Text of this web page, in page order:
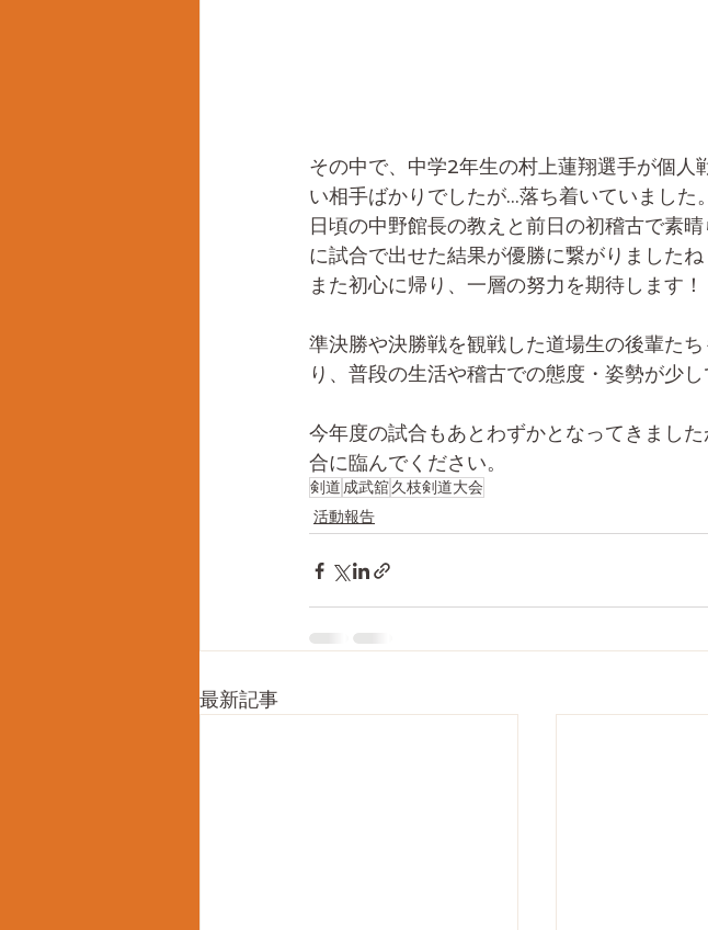
その中で、中学2年生の村上蓮翔選手が個
い相手ばかりでしたが...落ち着いていました。
日頃の中野館長の教えと前日の初稽古で素
に試合で出せた結果が優勝に繋がりました
また初心に帰り、一層の努力を期待します
準決勝や決勝戦を観戦した道場生の後輩た
り、普段の生活や稽古での態度・姿勢が少
今年度の試合もあとわずかとなってきまし
合に臨んでください。
剣道 成武舘久枝剣道大会
活動報告
最新記事